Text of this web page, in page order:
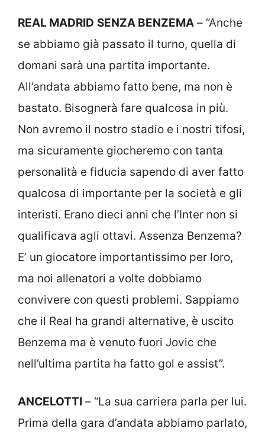
REAL MADRID SENZA BENZEMA – “Anche
se abbiamo già passato il turno, quella di
domani sarà una partita importante.
All’andata abbiamo fatto bene, ma non è
bastato. Bisognerà fare qualcosa in più.
Non avremo il nostro stadio e i nostri tifosi,
ma sicuramente giocheremo con tanta
personalità e fiducia sapendo di aver fatto
qualcosa di importante per la società e gli
interisti. Erano dieci anni che l’Inter non si
qualificava agli ottavi. Assenza Benzema?
E’ un giocatore importantissimo per loro,
ma noi allenatori a volte dobbiamo
convivere con questi problemi. Sappiamo
che il Real ha grandi alternative, è uscito
Benzema ma è venuto fuori Jovic che
nell’ultima partita ha fatto gol e assist”.
ANCELOTTI – “La sua carriera parla per lui.
Prima della gara d’andata abbiamo parlato,